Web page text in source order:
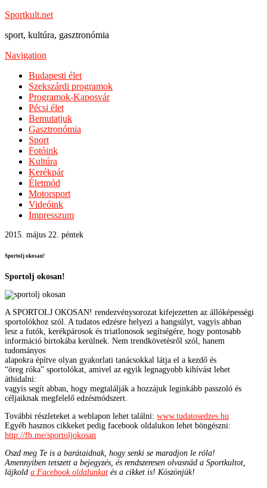
Sportkult.net
sport, kultúra, gasztronómia
Navigation
Budapesti élet
Szekszárdi programok
Programok-Kaposvár
Pécsi élet
Bemutatjuk
Gasztronómia
Sport
Fotóink
Kultúra
Kerékpár
Életmód
Motorsport
Videóink
Impresszum
2015. május 22. péntek
Sportolj okosan!
Sportolj okosan!
A SPORTOLJ OKOSAN! rendezvénysorozat kifejezetten az állóképességi
sportolókhoz szól. A tudatos edzésre helyezi a hangsúlyt, vagyis abban
lesz a futók, kerékpárosok és triatlonosok segítségére, hogy pontosabb
információ birtokába kerülnek. Nem trendkövetésről szól, hanem
tudományos
alapokra építve olyan gyakorlati tanácsokkal látja el a kezdő és
“öreg róka” sportolókat, amivel az egyik legnagyobb kihívást lehet
áthidalni:
vagyis segít abban, hogy megtalálják a hozzájuk leginkább passzoló és
céljaiknak megfelelő edzésmódszert.
További részleteket a weblapon lehet találni: www.tudatosedzes.hu
Egyéb hasznos cikkeket pedig facebook oldalukon lehet böngészni:
http://fb.me/sportoljokosan
Oszd meg Te is a barátaidnak, hogy senki se maradjon le róla!
Amennyiben tetszett a bejegyzés, és rendszeresen olvasnád a Sportkultot,
lájkold a Facebook oldalunkat és a cikket is! Köszönjük!